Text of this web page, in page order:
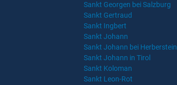
Sankt Georgen bei Salzburg
Sankt Gertraud
Sankt Ingbert
Sankt Johann
Sankt Johann bei Herberstein
Sankt Johann in Tirol
Sankt Koloman
Sankt Leon-Rot